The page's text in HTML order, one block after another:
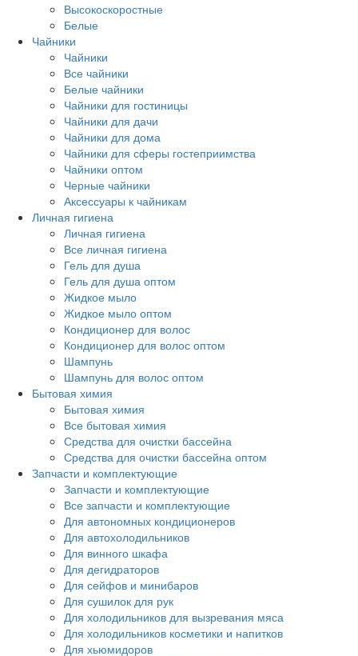
Высокоскоростные
Белые
Чайники
Чайники
Все чайники
Белые чайники
Чайники для гостиницы
Чайники для дачи
Чайники для дома
Чайники для сферы гостеприимства
Чайники оптом
Черные чайники
Аксессуары к чайникам
Личная гигиена
Личная гигиена
Все личная гигиена
Гель для душа
Гель для душа оптом
Жидкое мыло
Жидкое мыло оптом
Кондиционер для волос
Кондиционер для волос оптом
Шампунь
Шампунь для волос оптом
Бытовая химия
Бытовая химия
Все бытовая химия
Средства для очистки бассейна
Средства для очистки бассейна оптом
Запчасти и комплектующие
Запчасти и комплектующие
Все запчасти и комплектующие
Для автономных кондиционеров
Для автохолодильников
Для винного шкафа
Для дегидраторов
Для сейфов и минибаров
Для сушилок для рук
Для холодильников для вызревания мяса
Для холодильников косметики и напитков
Для хьюмидоров